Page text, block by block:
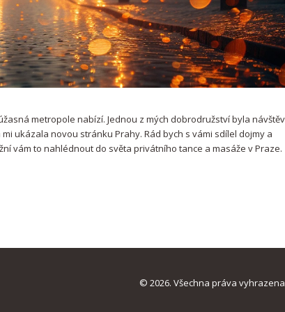
metropole nabízí. Jednou z mých dobrodružství byla
ukázala novou stránku Prahy. Rád bych s vámi sdílel dojmy a
vám to nahlédnout do světa privátního tance a masáže v Praze.
© 2026. Všechna práva